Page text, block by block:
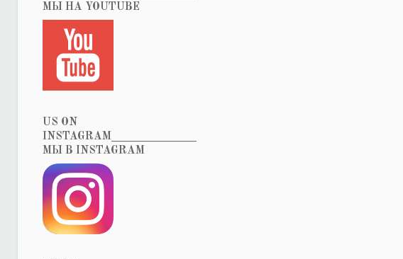
МЫ НА YOUTUBE
US ON
INSTAGRAM_______________
МЫ В INSTAGRAM